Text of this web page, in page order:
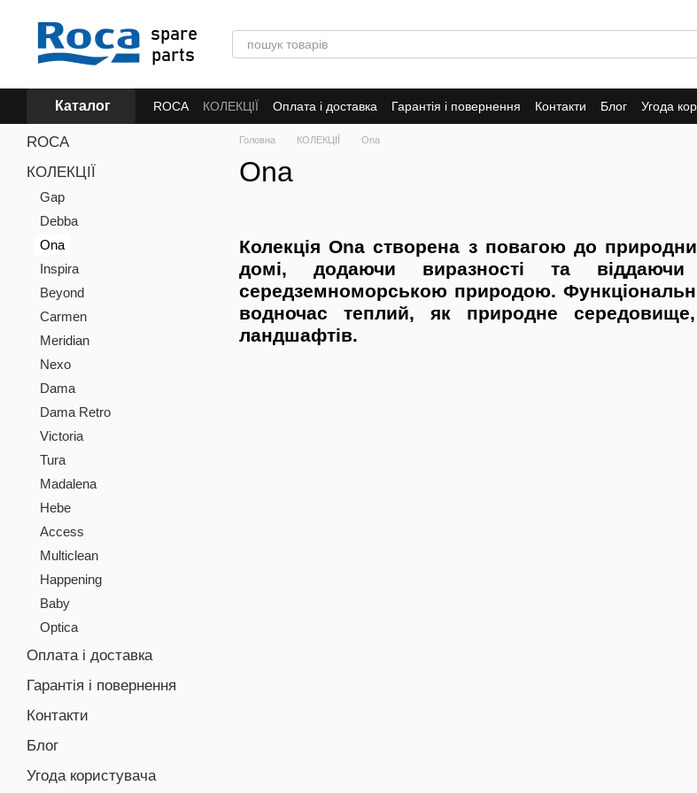
Каталог ROCA КОЛЕКЦІЇ Оплата і доставка Гарантія і повернення Контакти Блог Угода
Головна КОЛЕКЦІЇ Ona
Ona
Колекція Ona створена з повагою до
домі, додаючи виразності та
середземноморською природою.
водночас теплий, як природне
ландшафтів.
ROCA
КОЛЕКЦІЇ
Gap
Debba
Ona
Inspira
Beyond
Carmen
Meridian
Nexo
Dama
Dama Retro
Victoria
Tura
Madalena
Hebe
Access
Multiclean
Happening
Baby
Optica
Оплата і доставка
Гарантія і повернення
Контакти
Блог
Угода користувача